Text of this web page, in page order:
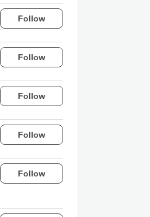
Follow
Follow
Follow
Follow
Follow